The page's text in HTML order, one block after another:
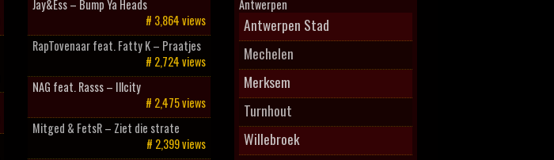
Jay&Ess – Bump Ya Heads
# 3,864 views
RapTovenaar feat. Fatty K – Praatjes
# 2,724 views
NAG feat. Rasss – Illcity
# 2,475 views
Mitged & FetsR – Ziet die strate
# 2,399 views
Antwerpen
Antwerpen Stad
Mechelen
Merksem
Turnhout
Willebroek